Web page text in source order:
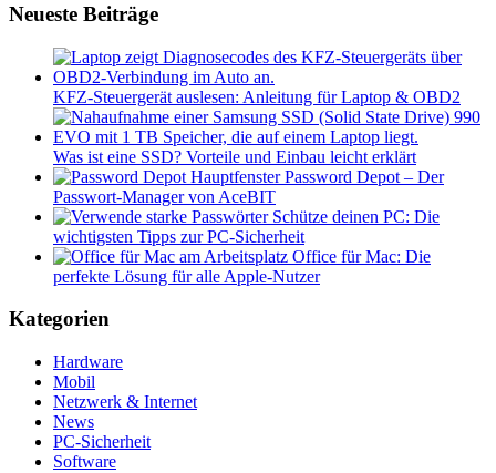
Neueste Beiträge
KFZ-Steuergerät auslesen: Anleitung für Laptop & OBD2
Was ist eine SSD? Vorteile und Einbau leicht erklärt
Password Depot – Der
Passwort-Manager von AceBIT
Schütze deinen PC: Die
wichtigsten Tipps zur PC-Sicherheit
Office für Mac: Die
perfekte Lösung für alle Apple-Nutzer
Kategorien
Hardware
Mobil
Netzwerk & Internet
News
PC-Sicherheit
Software